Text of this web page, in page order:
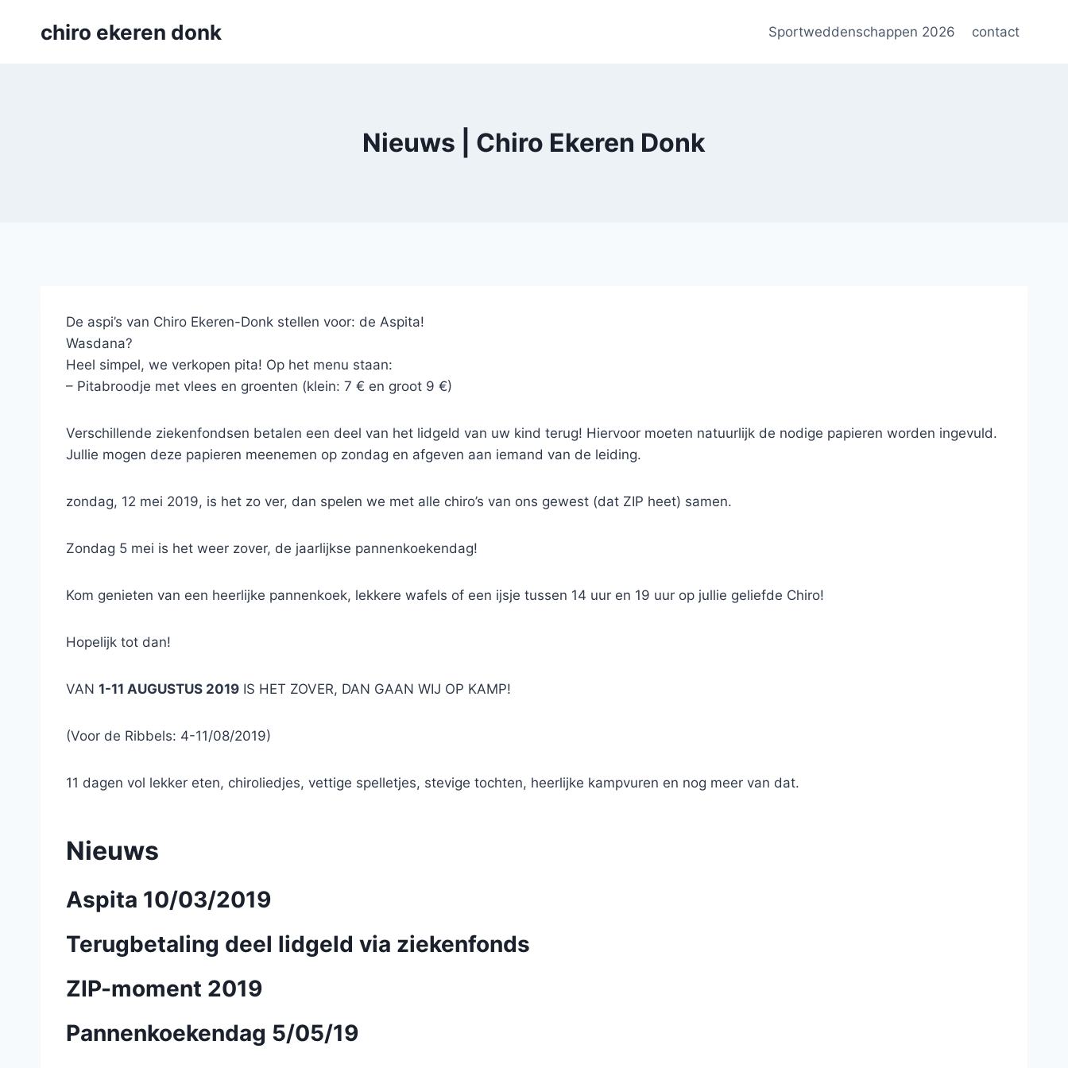
chiro ekeren donk Sportweddenschappen 2026 contact
Nieuws | Chiro Ekeren Donk
De aspi’s van Chiro Ekeren-Donk stellen voor: de Aspita!
Wasdana?
Heel simpel, we verkopen pita! Op het menu staan:
– Pitabroodje met vlees en groenten (klein: 7 € en groot 9 €)
Verschillende ziekenfondsen betalen een deel van het lidgeld van uw kind terug! Hiervoor moeten natuurlijk de nodige papieren worden ingevuld.
Jullie mogen deze papieren meenemen op zondag en afgeven aan iemand van de leiding.
zondag, 12 mei 2019, is het zo ver, dan spelen we met alle chiro’s van ons gewest (dat ZIP heet) samen.
Zondag 5 mei is het weer zover, de jaarlijkse pannenkoekendag!
Kom genieten van een heerlijke pannenkoek, lekkere wafels of een ijsje tussen 14 uur en 19 uur op jullie geliefde Chiro!
Hopelijk tot dan!
VAN 1-11 AUGUSTUS 2019 IS HET ZOVER, DAN GAAN WIJ OP KAMP!
(Voor de Ribbels: 4-11/08/2019)
11 dagen vol lekker eten, chiroliedjes, vettige spelletjes, stevige tochten, heerlijke kampvuren en nog meer van dat.
Nieuws
Aspita 10/03/2019
Terugbetaling deel lidgeld via ziekenfonds
ZIP-moment 2019
Pannenkoekendag 5/05/19